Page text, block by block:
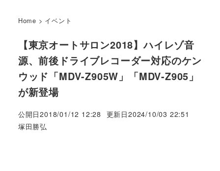
Home > イベント
【東京オートサロン2018】ハイレゾ音
源、前後ドライブレコーダー対応のケン
ウッド「MDV-Z905W」「MDV-Z905」
が新登場
公開日2018/01/12 12:28 更新日2024/10/03 22:51
著
塚田勝弘